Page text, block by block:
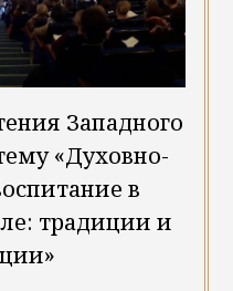
Западного
«Духовно-
в
традиции и